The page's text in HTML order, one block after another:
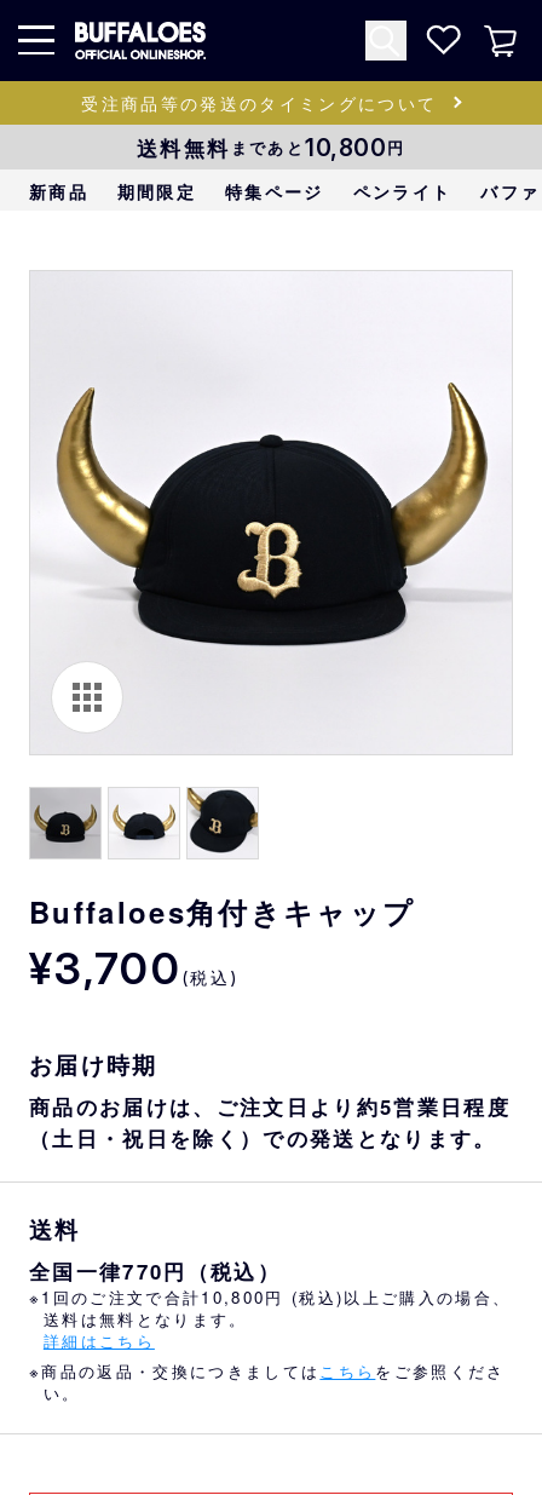
受注商品等の発送のタイミングについて
送料無料 まであと 10,800円
新商品 期間限定 特集ページ ペンライト バフ
Buffaloes角付きキャップ
¥3,700 (税込)
お届け時期
商品のお届けは、ご注文日より約5営業日程度
（土日・祝日を除く）での発送となります。
送料
全国一律770円（税込）
※1回のご注文で合計10,800円 (税込)以上ご購入の場合、
送料は無料となります。
詳細はこちら
※商品の返品・交換につきましては こちら をご参照くださ
い。